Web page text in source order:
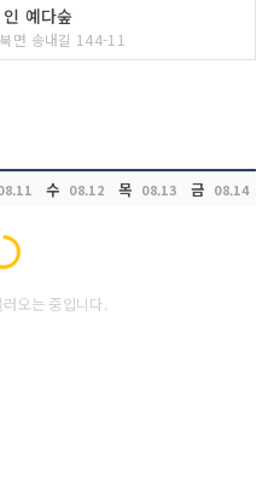
예다숲
면 송내길 144-11
수 08.12 목 08.13 금 08.14
오는 중입니다.